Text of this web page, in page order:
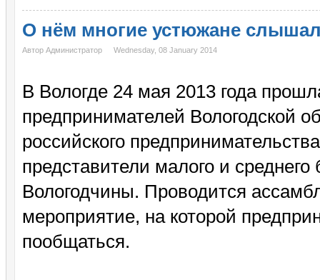
О нём многие устюжане
Автор Администратор Wednesday, 08 January 2014
В Вологде 24 мая 2013 года
предпринимателей Вологодской
российского
представители малого и
Вологодчины. Проводится
мероприятие, на которой
пообщаться.